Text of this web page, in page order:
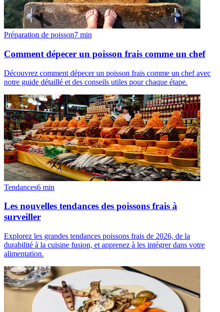
Préparation de poisson7 min
Comment dépecer un poisson frais comme un chef
Découvrez comment dépecer un poisson frais comme un chef avec
notre guide détaillé et des conseils utiles pour chaque étape.
Tendances6 min
Les nouvelles tendances des poissons frais à
surveiller
Explorez les grandes tendances poissons frais de 2026, de la
durabilité à la cuisine fusion, et apprenez à les intégrer dans votre
alimentation.